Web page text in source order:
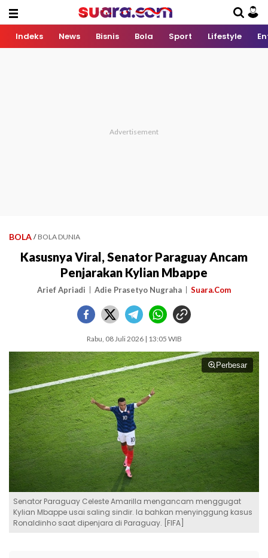
Indeks News Bisnis Bola Sport Lifestyle
BOLA / BOLA DUNIA
Kasusnya Viral, Senator Paraguay Ancam
Penjarakan Kylian Mbappe
Arief Apriadi Adie Prasetyo Nugraha Suara.Com
Rabu, 08 Juli 2026 | 13:05 WIB
Perbesar
Senator Paraguay Celeste Amarilla mengancam menggugat
Kylian Mbappe usai saling sindir. Ia bahkan menyinggung kasus
Ronaldinho saat dipenjara di Paraguay. [FIFA]